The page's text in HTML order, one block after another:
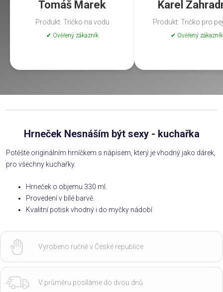
Tomáš Marek
Produkt: Tričko na vodu
✔ Ověřený zákazník
Karel
Produkt: Tričko pro
✔ Ověřený zákazník
Hrneček Nesnáším být sexy - kuchařka
Potěšte originálním hrníčkem s nápisem, který je vhodný jako dárek,
pro všechny kuchařky.
Hrneček o objemu 330 ml.
Provedení v bílé barvě.
Kvalitní potisk vhodný i do myčky nádobí
Vyrobeno ručně v České republice
V průměru posíláme do dvou dnů